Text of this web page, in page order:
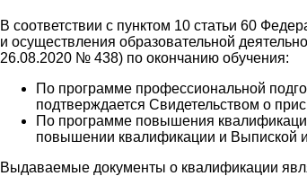
В соответствии с пунктом 10 статьи 60
и осуществления образовательной
26.08.2020 № 438) по окончанию обучения:
По программе профессиональной
подтверждается Свидетельством о
По программе повышения
повышении квалификации и Выпиской
Выдаваемые документы о квалификации